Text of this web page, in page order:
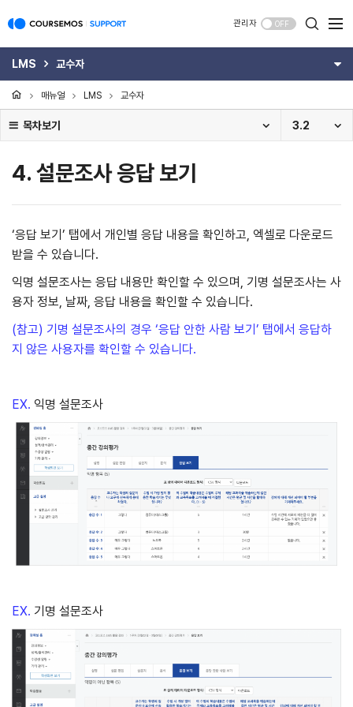
관리자 OFF
LMS 교수자
매뉴얼 LMS 교수자
목차보기 3.2
4. 설문조사 응답 보기
‘응답 보기’ 탭에서 개인별 응답 내용을 확인하고, 엑셀로 다운로드
받을 수 있습니다.
익명 설문조사는 응답 내용만 확인할 수 있으며, 기명 설문조사는 사
용자 정보, 날짜, 응답 내용을 확인할 수 있습니다.
(참고) 기명 설문조사의 경우 ‘응답 안한 사람 보기’ 탭에서 응답하
지 않은 사용자를 확인할 수 있습니다.
EX. 익명 설문조사
EX. 기명 설문조사